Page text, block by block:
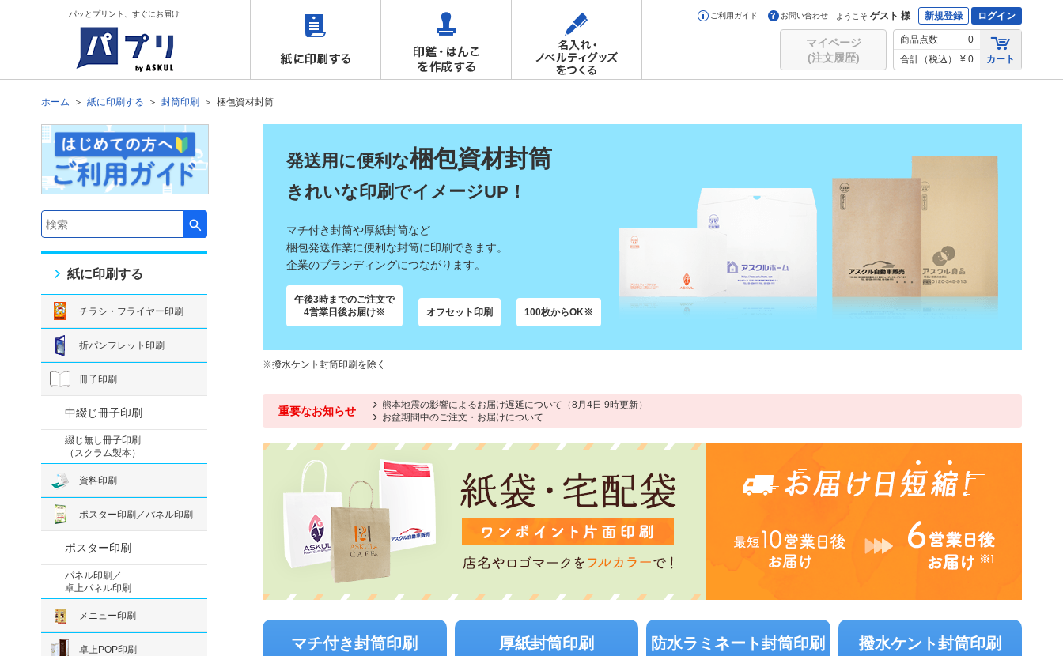
パッとプリント、すぐにお届け ご利用ガイド お問い合わせ ようこそ ゲスト 様 新規登録 ログイン
マイページ
(注文履歴)
商品点数
0
合計（税込）
¥ 0 カート
ホーム 紙に印刷する 封筒印刷 梱包資材封筒
発送用に便利な梱包資材封筒
きれいな印刷でイメージUP！
マチ付き封筒や厚紙封筒など
梱包発送作業に便利な封筒に印刷できます。
企業のブランディングにつながります。
午後3時までのご注文で
4営業日後お届け※
オフセット印刷 100枚からOK※
撥水ケント封筒印刷を除く
重要なお知らせ
熊本地震の影響によるお届け遅延について（8月4日 9時更新）
お盆期間中のご注文・お届けについて
マチ付き封筒印刷 厚紙封筒印刷 防水ラミネート封筒印刷 撥水ケント封筒印刷
検索キーワード入力
紙に印刷する
チラシ・フライヤー印刷
折パンフレット印刷
冊子印刷
中綴じ冊子印刷
綴じ無し冊子印刷
（スクラム製本）
資料印刷
ポスター印刷／パネル印刷
ポスター印刷
パネル印刷／
卓上パネル印刷
メニュー印刷
卓上POP印刷